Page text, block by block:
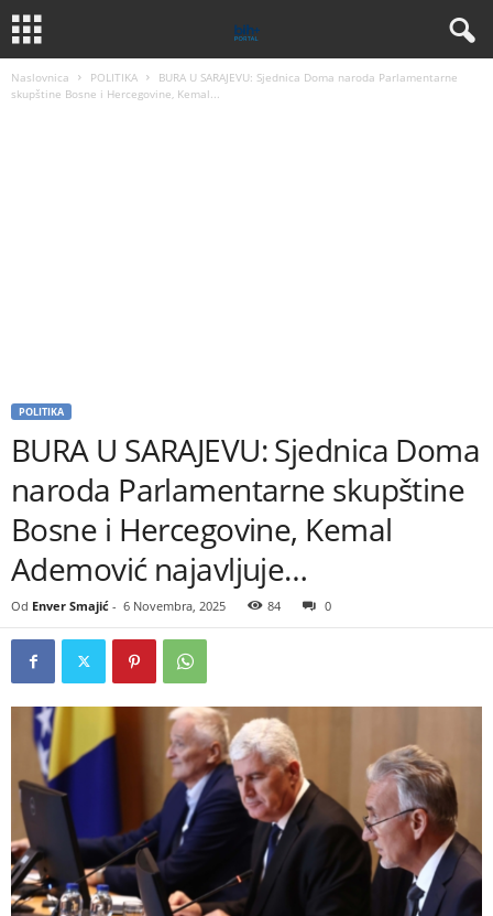
Naslovnica POLITIKA
BURA U SARAJEVU: Sjednica Doma naroda Parlamentarne
skupštine Bosne i Hercegovine, Kemal...
POLITIKA
BURA U SARAJEVU: Sjednica Doma
naroda Parlamentarne skupštine
Bosne i Hercegovine, Kemal
Ademović najavljuje…
Od Enver Smajić - 6 Novembra, 2025 84 0